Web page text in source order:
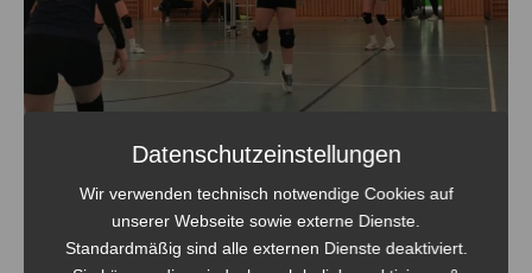
Datenschutzeinstellungen
Wir verwenden technisch notwendige Cookies auf
unserer Webseite sowie externe Dienste.
Standardmäßig sind alle externen Dienste deaktiviert.